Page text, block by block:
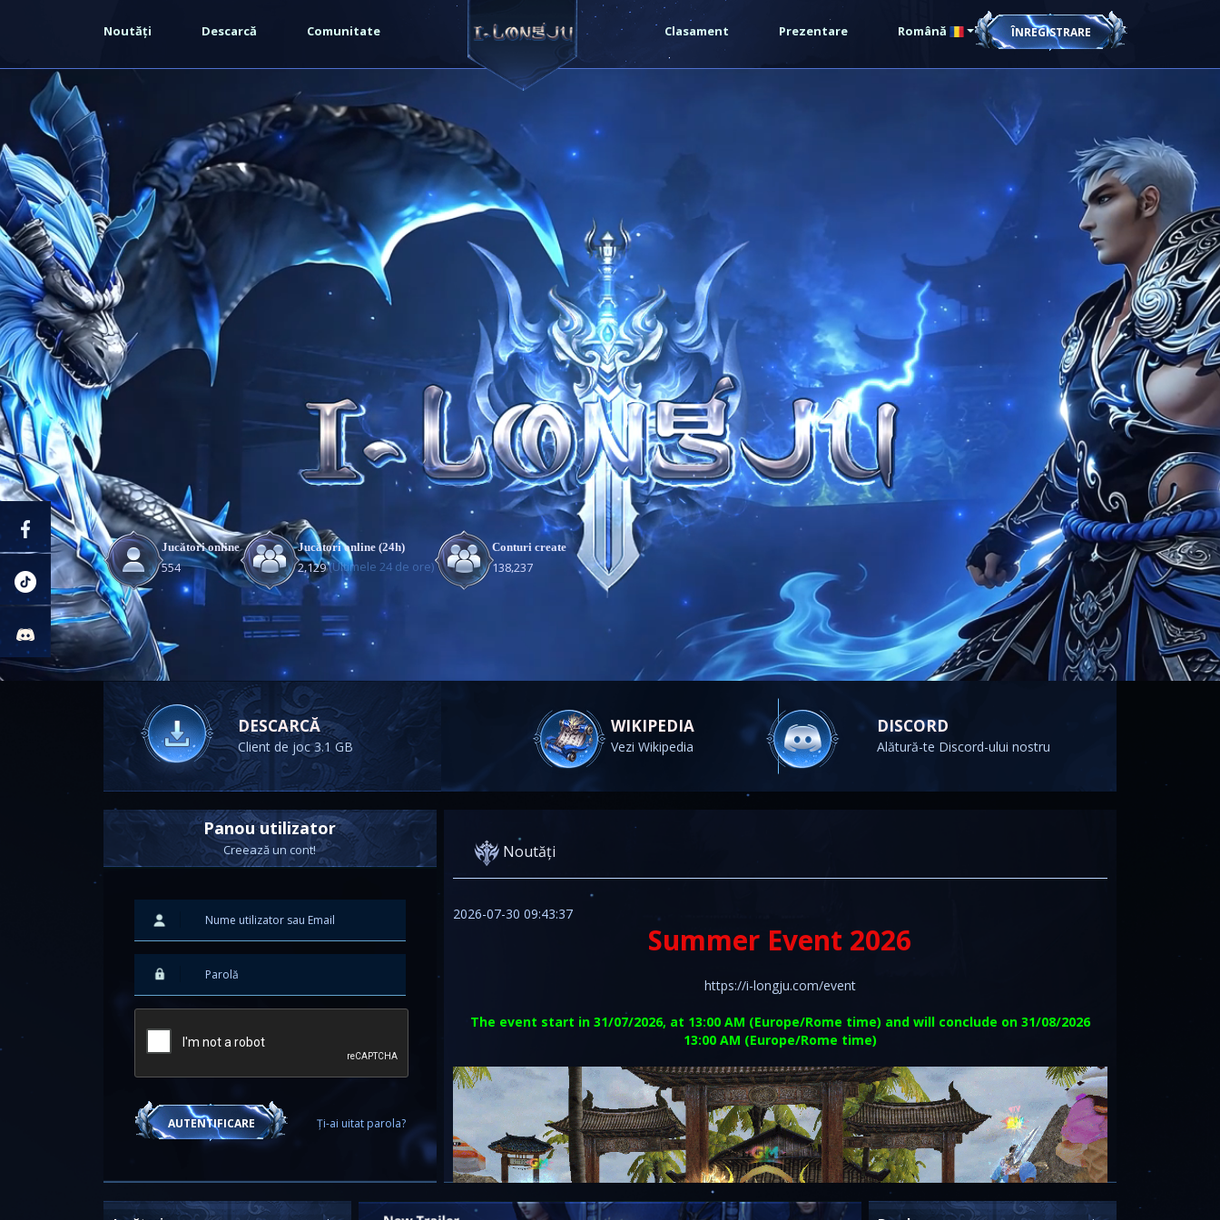
Noutăți Descarcă Comunitate Clasament Prezentare Română ÎNREGISTRARE
Jucători online
554
Jucători online (24h)
2,129(Ultimele 24 de ore)
Conturi create
138,237
DESCARCĂ
Client de joc 3.1 GB
WIKIPEDIA
Vezi Wikipedia
DISCORD
Alătură-te Discord-ului nostru
Panou utilizator
Creează un cont!
AUTENTIFICARE Ți-ai uitat parola?
Noutăți
2026-07-30 09:43:37
Summer Event 2026
https://i-longju.com/event
The event start in 31/07/2026, at 13:00 AM (Europe/Rome time) and will conclude on 31/08/2026
13:00 AM (Europe/Rome time)